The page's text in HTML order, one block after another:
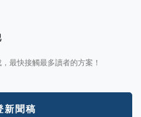
最快接觸最多讀者的方案！
新聞稿